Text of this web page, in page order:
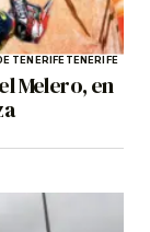
TENERIFETENERIFE
Melero, en